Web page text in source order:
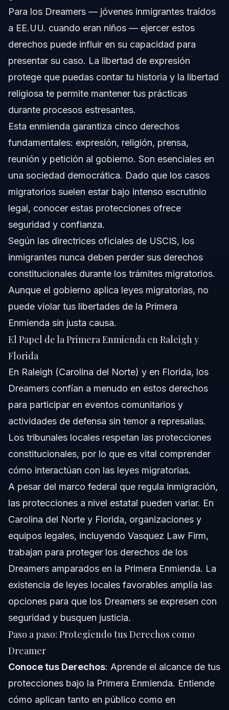
Para los Dreamers — jóvenes inmigrantes traídos
a EE.UU. cuando eran niños — ejercer estos
derechos puede influir en su capacidad para
presentar su caso. La libertad de expresión
protege que puedas contar tu historia y la libertad
religiosa te permite mantener tus prácticas
durante procesos estresantes.
Esta enmienda garantiza cinco derechos
fundamentales: expresión, religión, prensa,
reunión y petición al gobierno. Son esenciales en
una sociedad democrática. Dado que los casos
migratorios suelen estar bajo intenso escrutinio
legal, conocer estas protecciones ofrece
seguridad y confianza.
Según las directrices oficiales de USCIS, los
inmigrantes nunca deben perder sus derechos
constitucionales durante los trámites migratorios.
Aunque el gobierno aplica leyes migratorias, no
puede violar tus libertades de la Primera
Enmienda sin justa causa.
El Papel de la Primera Enmienda en Raleigh y
Florida
En Raleigh (Carolina del Norte) y en Florida, los
Dreamers confían a menudo en estos derechos
para participar en eventos comunitarios y
actividades de defensa sin temor a represalias.
Los tribunales locales respetan las protecciones
constitucionales, por lo que es vital comprender
cómo interactúan con las leyes migratorias.
A pesar del marco federal que regula inmigración,
las protecciones a nivel estatal pueden variar. En
Carolina del Norte y Florida, organizaciones y
equipos legales, incluyendo Vasquez Law Firm,
trabajan para proteger los derechos de los
Dreamers amparados en la Primera Enmienda. La
existencia de leyes locales favorables amplía las
opciones para que los Dreamers se expresen con
seguridad y busquen justicia.
Paso a paso: Protegiendo tus Derechos como
Dreamer
Conoce tus Derechos: Aprende el alcance de tus
protecciones bajo la Primera Enmienda. Entiende
cómo aplican tanto en público como en